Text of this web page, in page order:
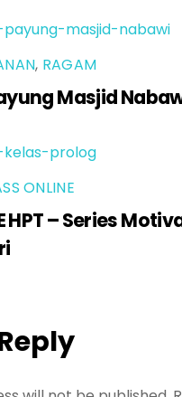
, RAGAM
Masjid
ONLINE
HPT – Series